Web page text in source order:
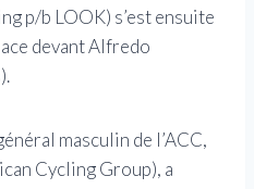
p/b LOOK) s’est ensuite
devant Alfredo
masculin de l’ACC,
Cycling Group), a